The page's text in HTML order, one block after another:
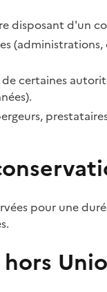
disposant d'un
certaines
pour une